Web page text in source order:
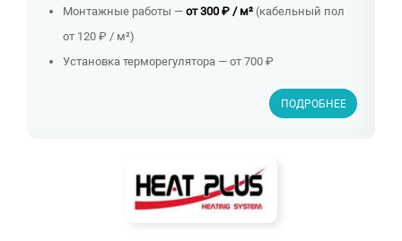
Монтажные работы — от 300 ₽ / м² (кабельный пол
от 120 ₽ / м²)
Установка терморегулятора — от 700 ₽
ПОДРОБНЕЕ